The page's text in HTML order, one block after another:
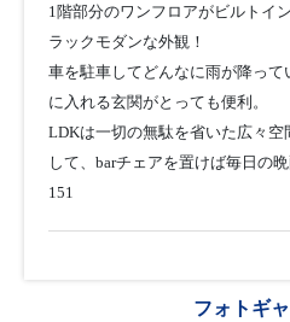
1階部分のワンフロアがビルトイ
ラックモダンな外観！
車を駐車してどんなに雨が降っ
に入れる玄関がとっても便利。
LDKは一切の無駄を省いた広々空
して、barチェアを置けば毎日の
151
フォトギ